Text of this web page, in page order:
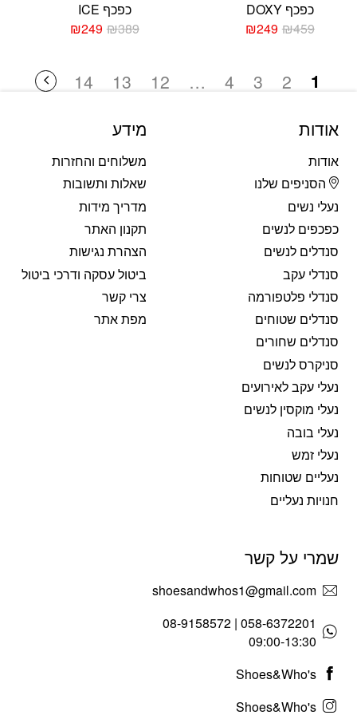
כפכף DOXY
₪459
המחיר
₪459.
₪249המחיר
₪249.
כפכף ICE
₪389
המחיר
₪389.
₪249המחיר
₪249.
1
2
3
4
…
12
13
14
אודות
אודות
הסניפים שלנו
נעלי נשים
כפכפים לנשים
סנדלים לנשים
סנדלי עקב
סנדלי פלטפורמה
סנדלים שטוחים
סנדלים שחורים
סניקרס לנשים
נעלי עקב לאירועים
נעלי מוקסין לנשים
נעלי בובה
נעלי זמש
נעליים שטוחות
חנויות נעליים
מידע
משלוחים והחזרות
שאלות ותשובות
מדריך מידות
תקנון האתר
הצהרת נגישות
ביטול עסקה ודרכי ביטול
צרי קשר
מפת אתר
שמרי על קשר
shoesandwhos1@gmail.com
058-6372201 | 08-9158572
09:00-13:30
Shoes&Who's
Shoes&Who's